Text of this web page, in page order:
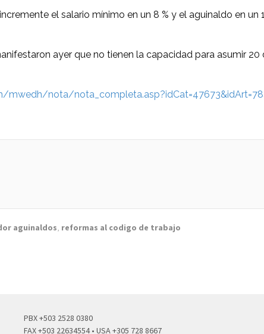
el salario mínimo en un 8 % y el aguinaldo en un
ayer que no tienen la capacidad para asumir
mwedh/nota/
aguinaldos, reformas al codigo de trabajo
PBX +503 2528 0380
FAX +503 22634554 • USA +305 728 8667